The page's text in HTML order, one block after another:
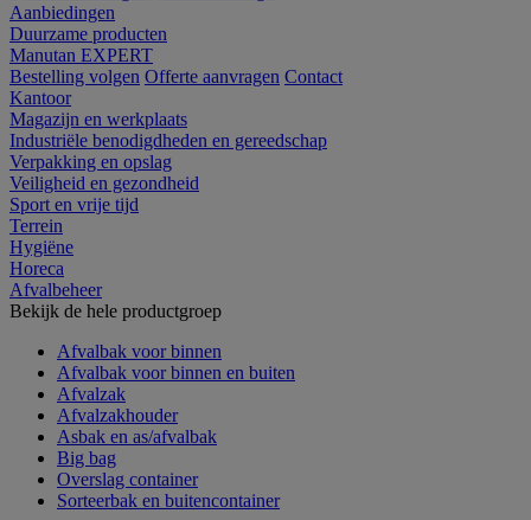
Aanbiedingen
Duurzame producten
Manutan EXPERT
Bestelling volgen Offerte aanvragen Contact
Kantoor
Magazijn en werkplaats
Industriële benodigdheden en gereedschap
Verpakking en opslag
Veiligheid en gezondheid
Sport en vrije tijd
Terrein
Hygiëne
Horeca
Afvalbeheer
Bekijk de hele productgroep
Afvalbak voor binnen
Afvalbak voor binnen en buiten
Afvalzak
Afvalzakhouder
Asbak en as/afvalbak
Big bag
Overslag container
Sorteerbak en buitencontainer